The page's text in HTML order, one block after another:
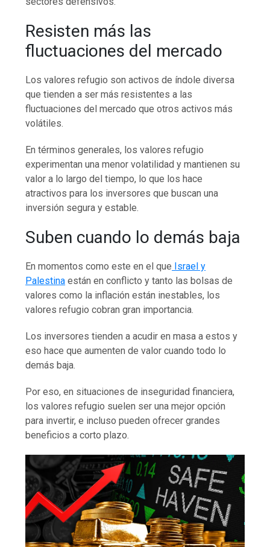
Resisten más las
fluctuaciones del mercado
Los valores refugio son activos de índole diversa
que tienden a ser más resistentes a las
fluctuaciones del mercado que otros activos más
volátiles.
En términos generales, los valores refugio
experimentan una menor volatilidad y mantienen su
valor a lo largo del tiempo, lo que los hace
atractivos para los inversores que buscan una
inversión segura y estable.
Suben cuando lo demás baja
En momentos como este en el que Israel y
Palestina están en conflicto y tanto las bolsas de
valores como la inflación están inestables, los
valores refugio cobran gran importancia.
Los inversores tienden a acudir en masa a estos y
eso hace que aumenten de valor cuando todo lo
demás baja.
Por eso, en situaciones de inseguridad financiera,
los valores refugio suelen ser una mejor opción
para invertir, e incluso pueden ofrecer grandes
beneficios a corto plazo.